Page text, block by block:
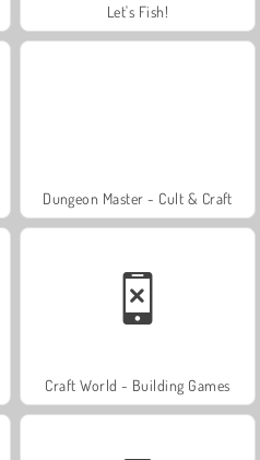
Let's Fish!
Dungeon Master - Cult & Craft
Craft World - Building Games